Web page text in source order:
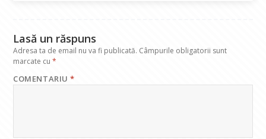
Lasă un răspuns
Adresa ta de email nu va fi publicată. Câmpurile obligatorii sunt
marcate cu*
COMENTARIU*